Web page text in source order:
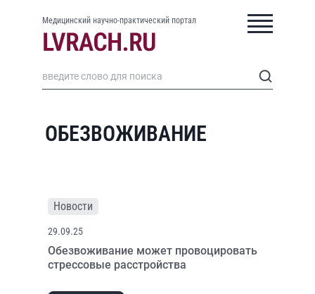
Медицинский научно-практический портал
ОБЕЗВОЖИВАНИЕ
Новости
29.09.25
Обезвоживание может провоцировать
стрессовые расстройства